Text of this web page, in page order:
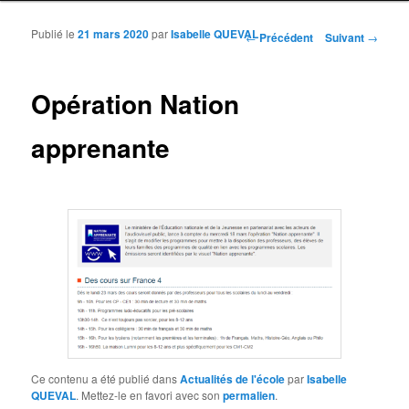
Navigation des articles
←Précédent Suivant →
Opération Nation
apprenante
Publié le21 mars 2020parIsabelle QUEVAL
Ce contenu a été publié dansActualités de l'écoleparIsabelle
QUEVAL. Mettez-le en favori avec sonpermalien.